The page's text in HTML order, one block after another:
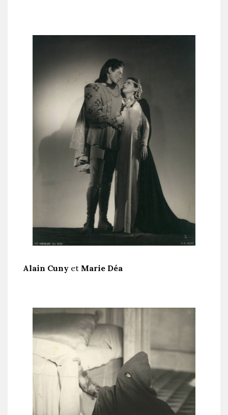
Alain Cuny et Marie Déa